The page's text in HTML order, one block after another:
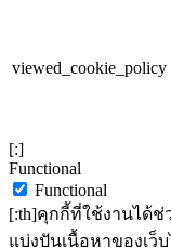
viewed_cookie_policy
[:]
Functional
Functional
[:th]คุกกี้ที่ใช้งานได้ช่
แบ่งปันเนื้อหาของเว็